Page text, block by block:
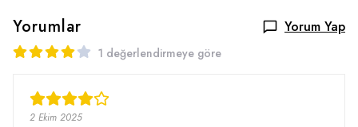
Yorumlar Yorum Yap
1 değerlendirmeye göre
2 Ekim 2025